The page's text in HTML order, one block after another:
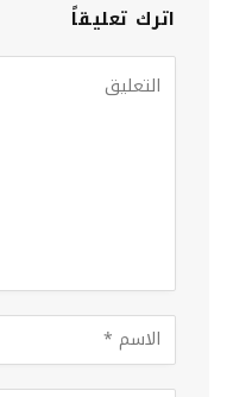
اترك تعليقاً